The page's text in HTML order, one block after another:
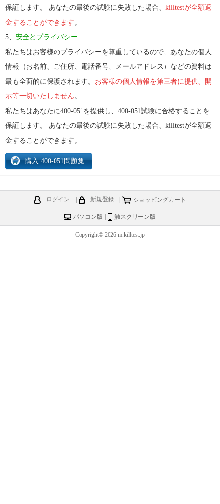
保証します。 あなたの最後の試験に失敗した場合、 killtestが全額返
金することができます 。
5、 安全とプライバシー
私たちはお客様のプライバシーを尊重しているので、あなたの個人
情報（お名前、ご住所、電話番号、メールアドレス）などの資料は
最も全面的に保護されます。 お客様の個人情報を第三者に提供、開
示等一切いたしません 。
私たちはあなたに400-051を提供し、400-051試験に合格することを
保証します。 あなたの最後の試験に失敗した場合、killtestが全額返
金することができます。
ログイン | 新規登録 | ショッピングカート
パソコン版 | 触スクリーン版
Copyright© 2026 m.killtest.jp